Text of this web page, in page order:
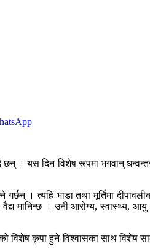
। यस दिन विशेष रूपमा भगवान्
। त्यहि भाडा तथा मूर्तिमा
मानिन्छ । उनी आरोग्य, स्वास्थ्य,
विशेष कृपा हुने विश्वासका साथ